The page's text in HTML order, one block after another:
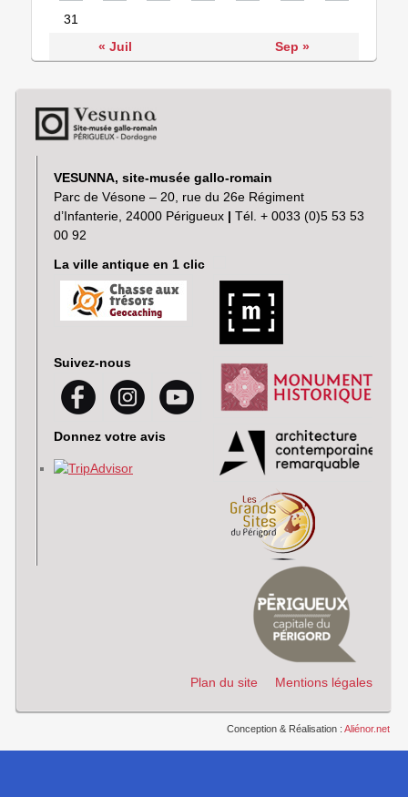
31
« Juil
Sep »
VESUNNA, site-musée gallo-romain
Parc de Vésone – 20, rue du 26e Régiment
d’Infanterie, 24000 Périgueux | Tél. + 0033 (0)5 53 53
00 92
La ville antique en 1 clic
Suivez-nous
Donnez votre avis
Plan du site Mentions légales
Conception & Réalisation : Aliénor.net